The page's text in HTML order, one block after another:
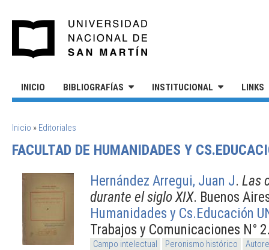
INICIO BIBLIOGRAFÍAS INSTITUCIONAL LINKS
SE ENCUENTRA USTED AQUÍ
Inicio » Editoriales
FACULTAD DE HUMANIDADES Y
Hernández Arregui, Juan J. Las
durante el siglo XIX. Buenos
Humanidades y Cs.Educación
Trabajos y Comunicaciones N°
Campo intelectual Peronismo histórico